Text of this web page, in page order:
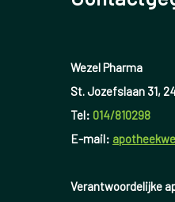
Wezel Pharma
St. Jozefslaan 31,
Tel: 014/810298
E-mail:
Verantwoordelijke